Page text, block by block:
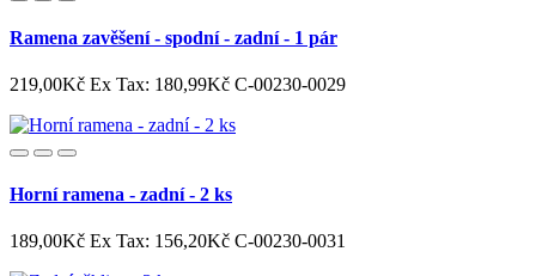
Ramena zavěšení - spodní - zadní - 1 pár
219,00Kč Ex Tax: 180,99Kč C-00230-0029
Horní ramena - zadní - 2 ks
189,00Kč Ex Tax: 156,20Kč C-00230-0031